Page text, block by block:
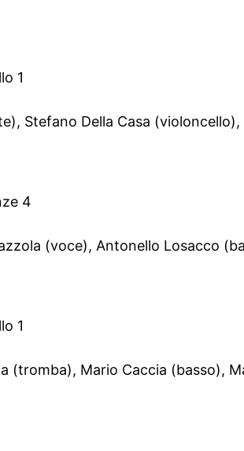
1
Stefano Della Casa
4
(voce), Antonello Losacco
1
(tromba), Mario Caccia (basso),